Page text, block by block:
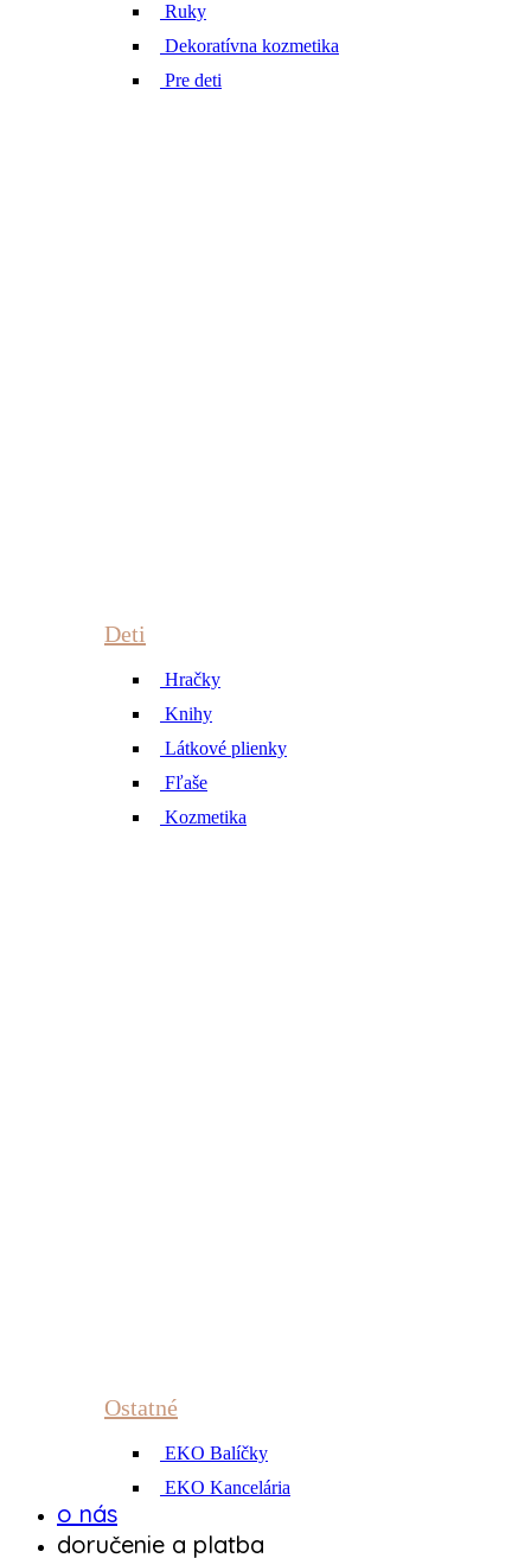
Ruky
Dekoratívna kozmetika
Pre deti
Deti
Hračky
Knihy
Látkové plienky
Fľaše
Kozmetika
Ostatné
EKO Balíčky
EKO Kancelária
o nás
doručenie a platba